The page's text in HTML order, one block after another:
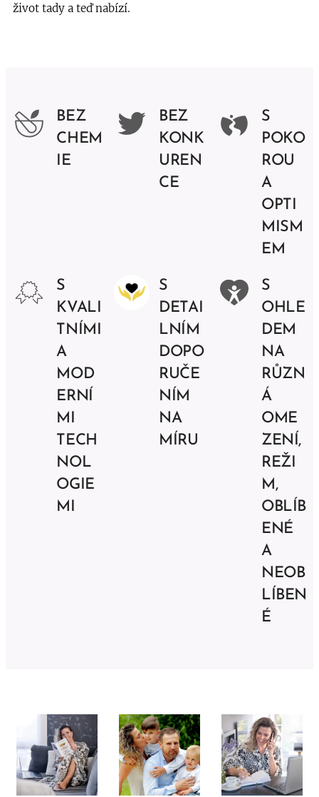
život tady a teď nabízí.
BEZ
CHEM
IE
BEZ
KONK
UREN
CE
S
POKO
ROU
A
OPTI
MISM
EM
S
KVALI
TNÍMI
A
MOD
ERNÍ
MI
TECH
NOL
OGIE
MI
S
DETAI
LNÍM
DOPO
RUČE
NÍM
NA
MÍRU
S
OHLE
DEM
NA
RŮZN
Á
OME
ZENÍ,
REŽI
M,
OBLÍB
ENÉ
A
NEOB
LÍBEN
É